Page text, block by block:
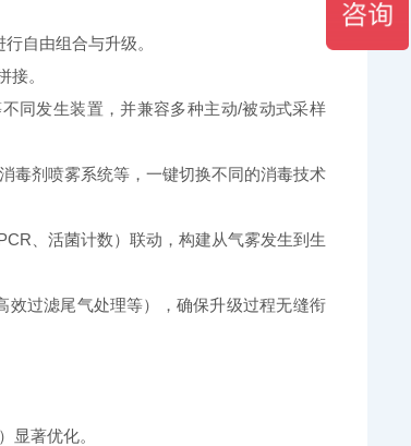
自由组合与升级。
。
同发生装置，并兼容多种主动/被动式采样
剂喷雾系统等，一键切换不同的消毒技术
、活菌计数）联动，构建从气雾发生到生
过滤尾气处理等），确保升级过程无缝衔
著优化。